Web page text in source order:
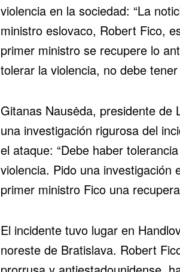
violencia en la sociedad: “La
ministro eslovaco, Robert Fico,
primer ministro se recupere lo
tolerar la violencia, no debe
Gitanas Nausėda, presidente de
una investigación rigurosa del
el ataque: “Debe haber
violencia. Pido una investigación
primer ministro Fico una
El incidente tuvo lugar en
noreste de Bratislava. Robert